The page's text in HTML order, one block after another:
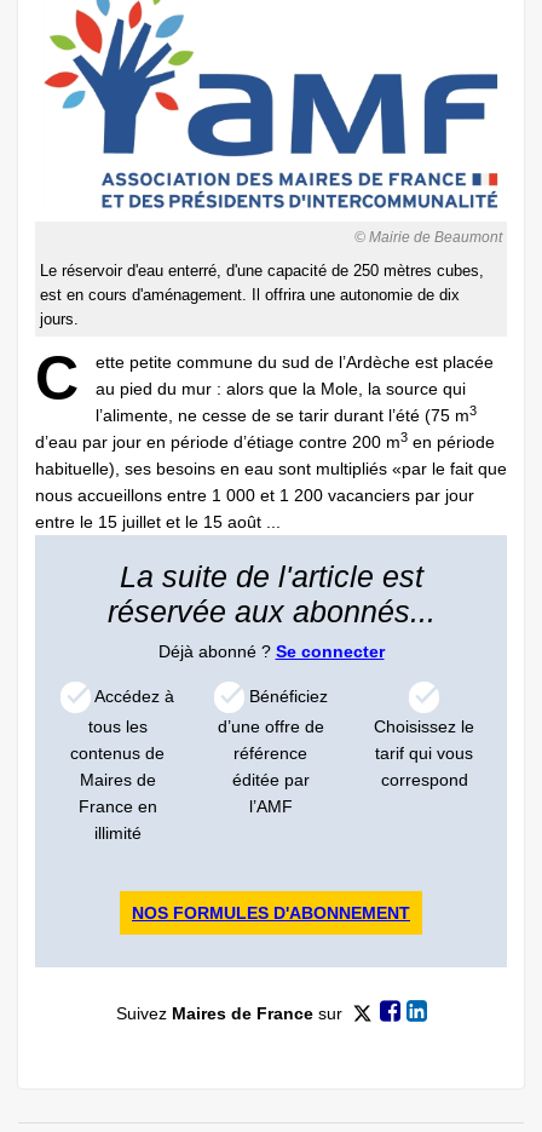
© Mairie de Beaumont
Le réservoir d'eau enterré, d'une capacité de 250 mètres cubes,
est en cours d'aménagement. Il offrira une autonomie de dix
jours.
C
ette petite commune du sud de l’Ardèche est placée
au pied du mur : alors que la Mole, la source qui
l’alimente, ne cesse de se tarir durant l’été (75 m3
d’eau par jour en période d’étiage contre 200 m3 en période
habituelle), ses besoins en eau sont multipliés «par le fait que
nous accueillons entre 1 000 et 1 200 vacanciers par jour
entre le 15 juillet et le 15 août ...
La suite de l'article est
réservée aux abonnés...
Déjà abonné ? Se connecter
Accédez à
tous les
contenus de
Maires de
France en
illimité
Bénéficiez
d’une offre de
référence
éditée par
l’AMF
Choisissez le
tarif qui vous
correspond
NOS FORMULES D'ABONNEMENT
Suivez Maires de Francesur